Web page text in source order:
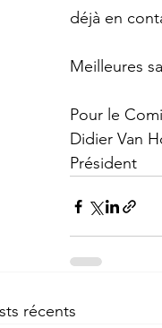
déjà en
Meilleures
Pour le
Didier Van
Président
récents